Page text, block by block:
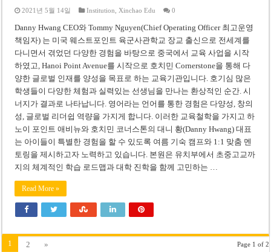
2021년 5월 14일 Institution,Xinchao Edu 0
Danny Hwang CEO와 Tommy Nguyen(Chief Operating Officer 최고운영
책임자) 는 미국 웨스트포인트 육군사관학교 장교 출신으로 전세계를
다니면서 겪었던 다양한 경험을 바탕으로 중국에서 교육 사업을 시작
하였고, Hanoi Point Avenue를 시작으로 호치민 Cornerstone을 통해 다
양한 글로벌 인재를 양성을 목표로 하는 교육기관입니다. 호기심 많은
학생들이 다양한 체험과 실력있는 선생님을 만나는 환상적인 순간. 시
너지가 결과로 나타납니다. 영어라는 언어를 통한 경험은 다양성, 창의
성, 글로벌 리더쉽 역량을 가지게 합니다. 이러한 교육철학을 가지고 하
노이 포인트 애비뉴와 호치민 코너스톤의 대니 황(Danny Hwang) 대표
는 아이들이 특별한 경험을 할 수 있도록 여름 기숙 캠프와 1:1 맞춤 멘
토링을 제시하고자 노력하고 있습니다. 본원은 유치부에서 초중고교까
지의 체계적인 학습 로드맵과 대학 진학을 함께 고민하는 …
Read More »
Page 1 of 2
1 2 »